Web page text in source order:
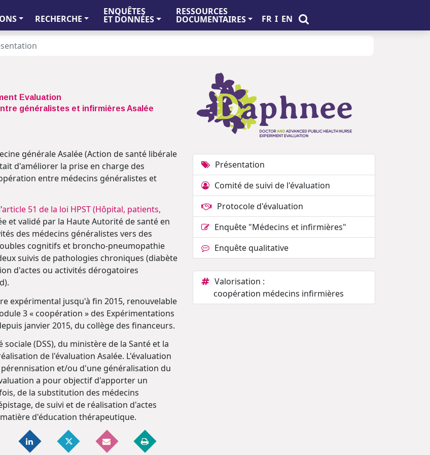
RECHERCHE
ENQUÊTES
ET DONNÉES
RESSOURCES
DOCUMENTAIRES FR I EN
Evaluation
généralistes et infirmières Asalée
générale Asalée (Action de santé libérale
d'améliorer la prise en charge des
entre médecins généralistes et
article 51 de la loi HPST (Hôpital, patients,
et validé par la Haute Autorité de santé en
des médecins généralistes vers des
cognitifs et broncho-pneumopathie
suivis de pathologies chroniques (diabète
d'actes ou activités dérogatoires
expérimental jusqu'à fin 2015, renouvelable
3 « coopération » des Expérimentations
janvier 2015, du collège des financeurs.
(DSS), du ministère de la Santé et la
de l'évaluation Asalée. L'évaluation
et/ou d'une généralisation du
a pour objectif d'apporter un
de la substitution des médecins
de suivi et de réalisation d'actes
d'éducation thérapeutique.
Présentation
Comité de suivi de l'évaluation
Protocole d'évaluation
Enquête "Médecins et infirmières"
Enquête qualitative
Valorisation :
coopération médecins infirmières